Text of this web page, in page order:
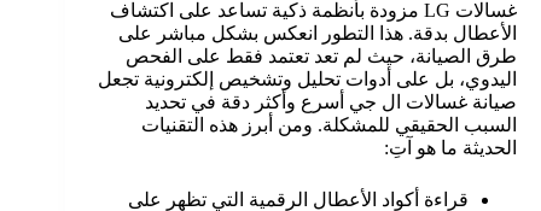
غسالات LG مزودة بأنظمة ذكية تساعد على اكتشاف
الأعطال بدقة. هذا التطور انعكس بشكل مباشر على
طرق الصيانة، حيث لم تعد تعتمد فقط على الفحص
اليدوي، بل على أدوات تحليل وتشخيص إلكترونية تجعل
صيانة غسالات ال جي أسرع وأكثر دقة في تحديد
السبب الحقيقي للمشكلة. ومن أبرز هذه التقنيات
الحديثة ما هو آتِ:
قراءة أكواد الأعطال الرقمية التي تظهر على